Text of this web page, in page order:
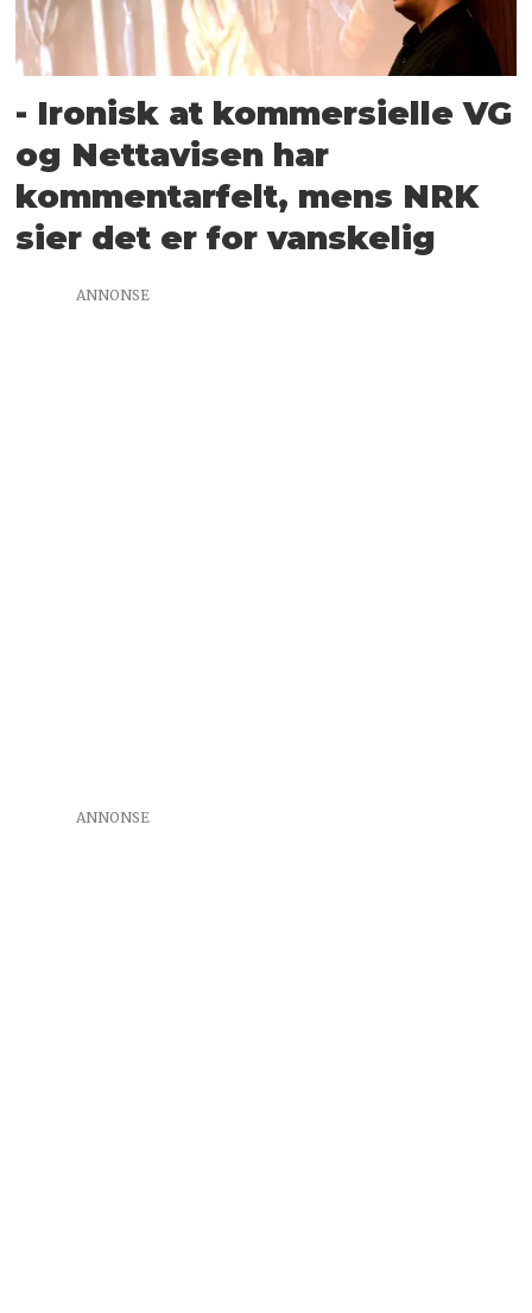
- Ironisk at kommersielle VG
og Nettavisen har
kommentarfelt, mens NRK
sier det er for vanskelig
ANNONSE
ANNONSE